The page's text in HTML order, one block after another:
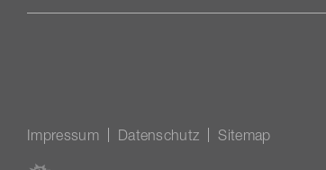
Impressum Datenschutz Sitemap